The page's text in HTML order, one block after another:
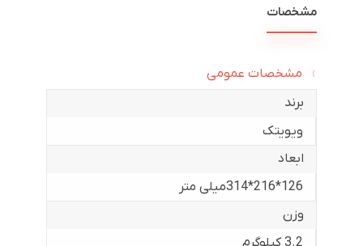
مشخصات
مشخصات عمومی
برند
ویویتک
ابعاد
126*216*314میلی متر
وزن
3.2 کیلوگرم